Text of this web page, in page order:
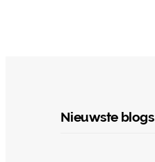
Nieuwste blogs